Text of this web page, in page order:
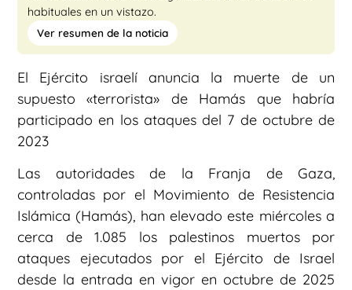
habituales en un vistazo.
Ver resumen de la noticia
El Ejército israelí anuncia la muerte de un
supuesto «terrorista» de Hamás que habría
participado en los ataques del 7 de octubre de
2023
Las autoridades de la Franja de Gaza,
controladas por el Movimiento de Resistencia
Islámica (Hamás), han elevado este miércoles a
cerca de 1.085 los palestinos muertos por
ataques ejecutados por el Ejército de Israel
desde la entrada en vigor en octubre de 2025